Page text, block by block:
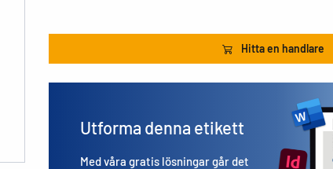
Hitta en handlare
Utforma denna etikett
Med våra gratis lösningar går det